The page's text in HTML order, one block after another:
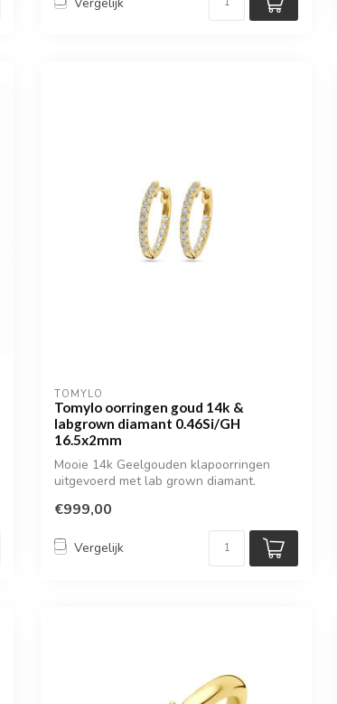
TOMYLO
Tomylo oorringen goud 14k &
labgrown diamant 0.46Si/GH
16.5x2mm
Mooie 14k Geelgouden klapoorringen
uitgevoerd met lab grown diamant.
€999,00
Vergelijk